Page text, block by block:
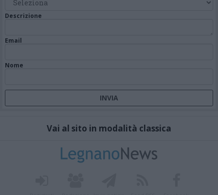
Descrizione
Email
Nome
Vai al sito in modalità classica